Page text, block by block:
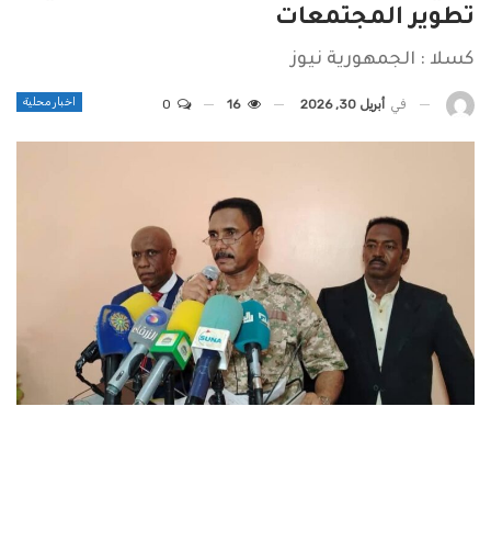
تطوير المجتمعات
كسلا : الجمهورية نيوز
اخبار محلية في أبريل 30, 2026 16